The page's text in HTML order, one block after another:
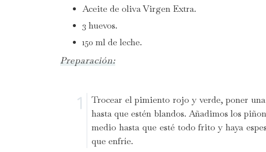
Aceite de oliva Virgen Extra.
3 huevos.
150 ml de leche.
Preparación:
Trocear el pimiento rojo y verde, poner
hasta que estén blandos. Añadimos los
medio hasta que esté todo frito y haya
que enfríe.